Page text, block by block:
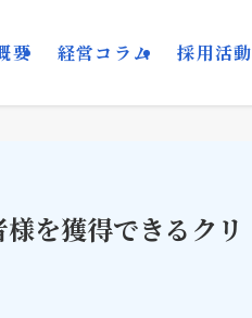
要 経営コラム 採用活動
を獲得できるクリ